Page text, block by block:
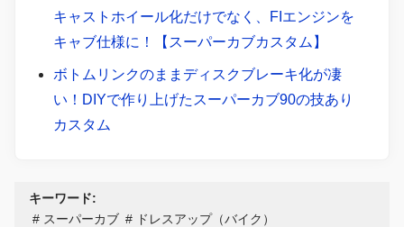
キャストホイール化だけでなく、FIエンジンを
キャブ仕様に！【スーパーカブカスタム】
ボトムリンクのままディスクブレーキ化が凄
い！DIYで作り上げたスーパーカブ90の技あり
カスタム
キーワード:
スーパーカブ
ドレスアップ（バイク）